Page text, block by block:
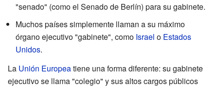
"senado" (como el Senado de Berlín) para su gabinete.
Muchos países simplemente llaman a su máximo
órgano ejecutivo "gabinete", como Israel o Estados
Unidos.
La Unión Europeatiene una forma diferente: su gabinete
ejecutivo se llama "colegio" y sus altos cargos públicos